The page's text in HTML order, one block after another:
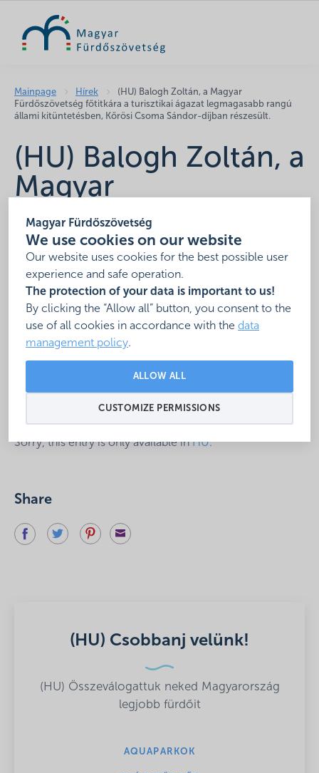
Magyar Fürdőszövetség
We use cookies on our website
Our website uses cookies for the best possible user
experience and safe operation.
The protection of your data is important to us!
By clicking the “Allow all” button, you consent to the
use of all cookies in accordance with the data
management policy.
ALLOW ALL
CUSTOMIZE PERMISSIONS
Mainpage Hírek
(HU) Balogh Zoltán, a Magyar
Fürdőszövetség főtitkára a turisztikai ágazat legmagasabb rangú
állami kitüntetésben, Kőrösi Csoma Sándor-díjban részesült.
(HU) Balogh Zoltán, a
Magyar
Fürdőszövetség
főtitkára a turisztikai
ágazat legmagasabb
rangú állami
kitüntetésben, Kőrösi
Csoma Sándor-
díjban részesült.
Sorry, this entry is only available inHU.
Share
(HU) Csobbanj velünk!
(HU) Összeválogattuk neked Magyarország
legjobb fürdőit
AQUAPARKOK